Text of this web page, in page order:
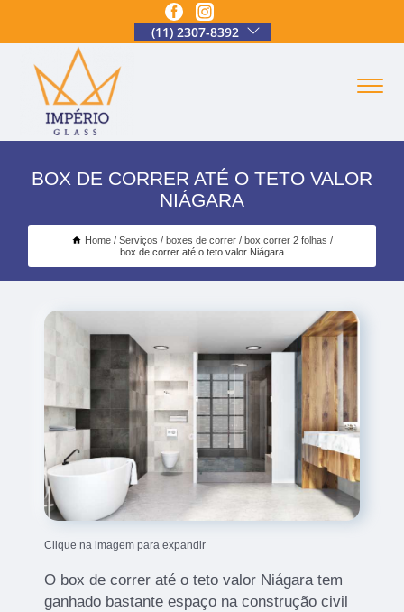
(11) 2307-8392
BOX DE CORRER ATÉ O TETO VALOR
NIÁGARA
Home Serviços boxes de correr
box correr 2 folhas
box de correr até o teto valor Niágara
Clique na imagem para expandir
O box de correr até o teto valor Niágara tem
ganhado bastante espaço na construção civil